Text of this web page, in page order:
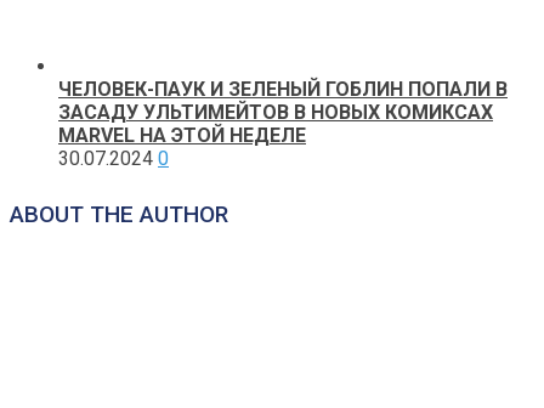
ЧЕЛОВЕК-ПАУК И ЗЕЛЕНЫЙ ГОБЛИН ПОПАЛИ В
ЗАСАДУ УЛЬТИМЕЙТОВ В НОВЫХ КОМИКСАХ
MARVEL НА ЭТОЙ НЕДЕЛЕ
30.07.2024 0
ABOUT THE AUTHOR